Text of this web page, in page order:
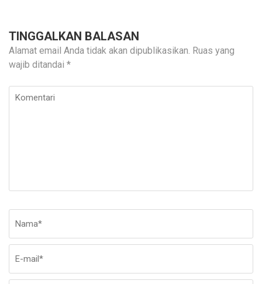
TINGGALKAN BALASAN
Alamat email Anda tidak akan dipublikasikan. Ruas yang
wajib ditandai *
Komentari